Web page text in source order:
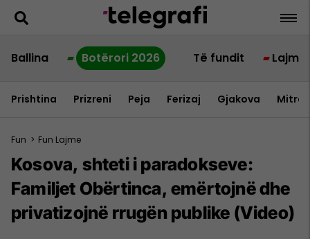
Ballina Botërori 2026 Të fundit Lajme
Prishtina Prizreni Peja Ferizaj Gjakova
Fun > Fun Lajme
Kosova, shteti i paradokseve:
Familjet Obërtinca, emërtojnë dhe
privatizojnë rrugën publike (Video)